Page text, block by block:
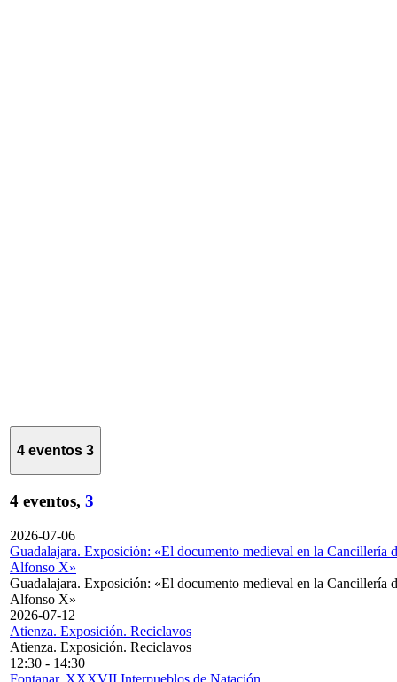
4 eventos 3
4 eventos, 3
2026-07-06
Guadalajara. Exposición: «El documento medieval en la Cancillería
Alfonso X»
Guadalajara. Exposición: «El documento medieval en la Cancillería
Alfonso X»
2026-07-12
Atienza. Exposición. Reciclavos
Atienza. Exposición. Reciclavos
12:30 - 14:30
Fontanar. XXXVII Interpueblos de Natación